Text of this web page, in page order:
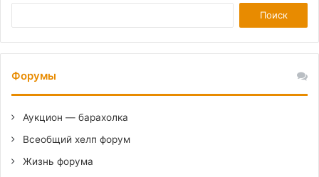
Форумы
Аукцион — барахолка
Всеобщий хелп форум
Жизнь форума